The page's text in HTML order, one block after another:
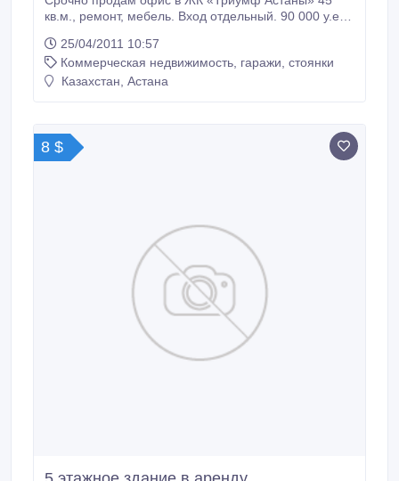
кв.м., ремонт, мебель. Вход отдельный. 90 000 у.е.
25/04/2011 10:57
Коммерческая недвижимость, гаражи, стоянки
Казахстан, Астана
8 $